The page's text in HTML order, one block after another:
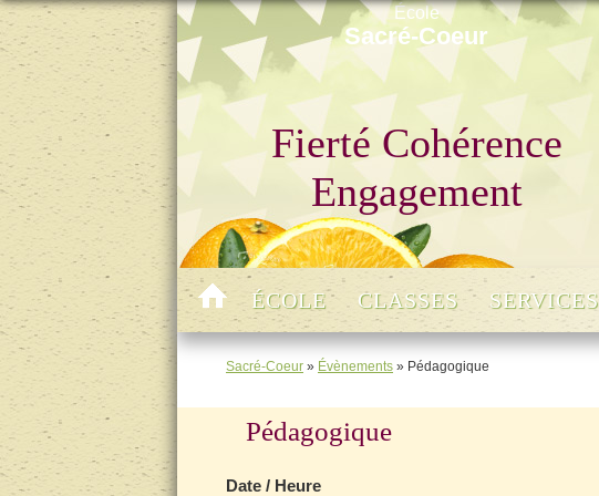
École
Sacré-Coeur
Fierté Cohérence
Engagement
ÉCOLE CLASSES SERVICES
Sacré-Coeur » Évènements » Pédagogique
Pédagogique
Date / Heure